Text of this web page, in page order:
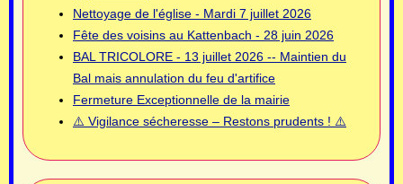
Nettoyage de l'église - Mardi 7 juillet 2026
Fête des voisins au Kattenbach - 28 juin 2026
BAL TRICOLORE - 13 juillet 2026 -- Maintien du
Bal mais annulation du feu d'artifice
Fermeture Exceptionnelle de la mairie
⚠️ Vigilance sécheresse – Restons prudents ! ⚠️